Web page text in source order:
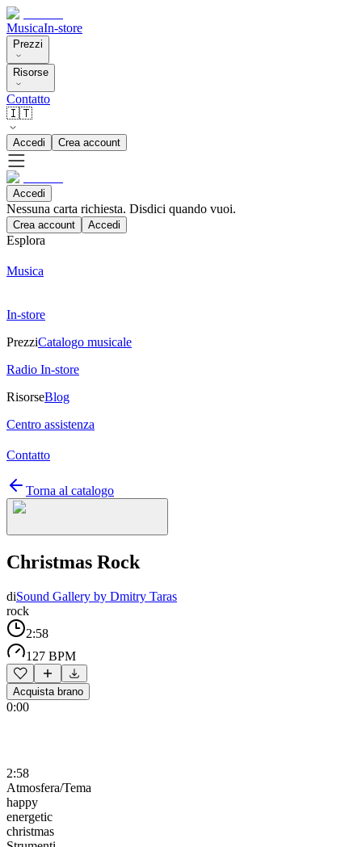
MusicaIn-store
Prezzi
Risorse
Contatto
🇮🇹
Accedi Crea account
Accedi
Nessuna carta richiesta. Disdici quando vuoi.
Crea account Accedi
Esplora
Musica
In-store
PrezziCatalogo musicale
Radio In-store
RisorseBlog
Centro assistenza
Contatto
Torna al catalogo
Christmas Rock
diSound Gallery by Dmitry Taras
rock
2:58
127 BPM
Acquista brano
0:00
2:58
Atmosfera/Tema
happy
energetic
christmas